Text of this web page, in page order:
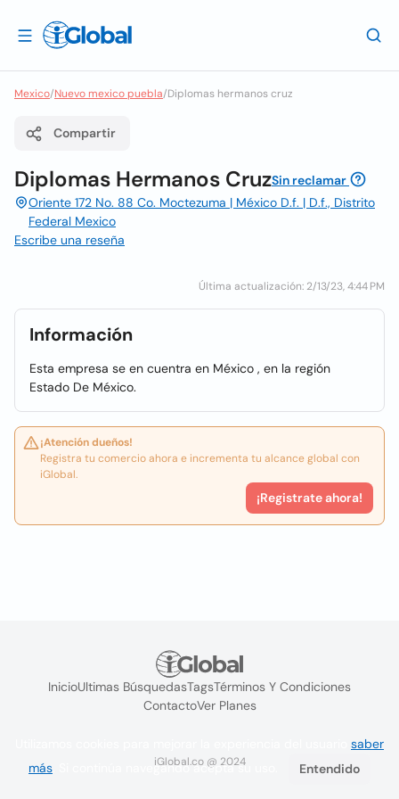
Mexico/Nuevo mexico puebla/Diplomas hermanos cruz
Compartir
Diplomas Hermanos CruzSin reclamar
Oriente 172 No. 88 Co. Moctezuma | México D.f. | D.f., Distrito
Federal Mexico
Escribe una reseña
Última actualización: 2/13/23, 4:44 PM
Información
Esta empresa se en cuentra en México , en la región
Estado De México.
¡Atención dueños!
Registra tu comercio ahora e incrementa tu alcance global con
iGlobal.
¡Registrate ahora!
InicioUltimas BúsquedasTagsTérminos Y Condiciones
ContactoVer Planes
iGlobal.co @ 2024
saber
más . Si continúa navegando acepta su uso. Entendido